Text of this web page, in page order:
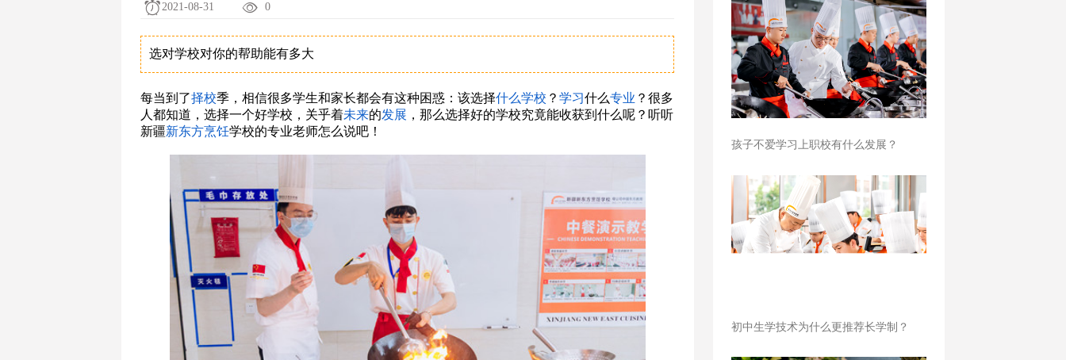
2021-08-31 0
选对学校对你的帮助能有多大
每当到了择校季，相信很多学生和家长都会有这种困惑：该选择什么学校 ？学习什么专业 ？很多
人都知道，选择一个好学校，关乎着未来的发展 ，那么选择好的学校究竟能收获到什么呢？听听
新疆新东方烹饪学校的专业老师怎么说吧！
孩子不爱学习上职校有什么发展？
初中生学技术为什么更推荐长学制？